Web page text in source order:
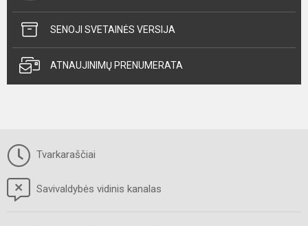
SENOJI SVETAINĖS VERSIJA
ATNAUJINIMŲ PRENUMERATA
Tvarkaraščiai
Savivaldybės vidinis kanalas